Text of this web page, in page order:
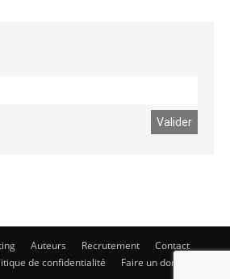
Auteurs Recrutement
Contact
de confidentialité Faire un don